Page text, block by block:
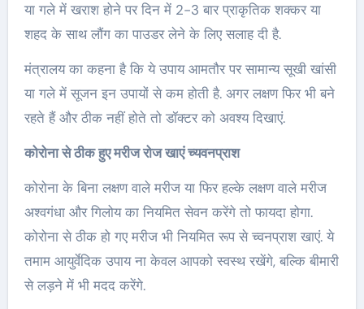
या गले में खराश होने पर दिन में 2-3 बार प्राकृतिक शक्कर या
शहद के साथ लौंग का पाउडर लेने के लिए सलाह दी है.
मंत्रालय का कहना है कि ये उपाय आमतौर पर सामान्य सूखी खांसी
या गले में सूजन इन उपायों से कम होती है. अगर लक्षण फिर भी बने
रहते हैं और ठीक नहीं होते तो डॉक्टर को अवश्य दिखाएं.
कोरोना से ठीक हुए मरीज रोज खाएं च्यवनप्राश
कोरोना के बिना लक्षण वाले मरीज या फिर हल्के लक्षण वाले मरीज
अश्वगंधा और गिलोय का नियमित सेवन करेंगे तो फायदा होगा.
कोरोना से ठीक हो गए मरीज भी नियमित रूप से च्वनप्राश खाएं. ये
तमाम आयुर्वेदिक उपाय ना केवल आपको स्वस्थ रखेंगे, बल्कि बीमारी
से लड़ने में भी मदद करेंगे.